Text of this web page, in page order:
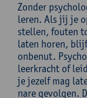
Zonder
leren. Als jij je
stellen, fouten
laten horen,
onbenut.
leerkracht of
je jezelf mag
nare gevolgen.